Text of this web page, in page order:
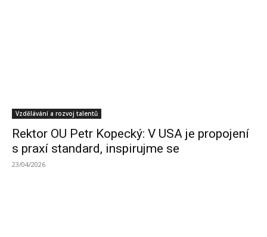
Vzdělávání a rozvoj talentů
Rektor OU Petr Kopecký: V USA je propojení
s praxí standard, inspirujme se
23/04/2026